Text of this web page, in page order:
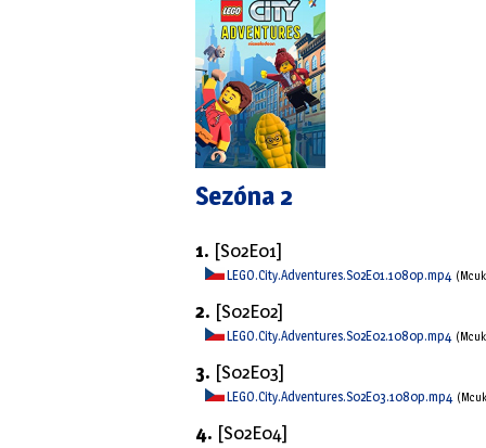
Sezóna 2
1. [S02E01]
LEGO.City.Adventures.S02E01.1080p.mp4 (Mcuk
2. [S02E02]
LEGO.City.Adventures.S02E02.1080p.mp4 (Mcuk
3. [S02E03]
LEGO.City.Adventures.S02E03.1080p.mp4 (Mcuk
4. [S02E04]